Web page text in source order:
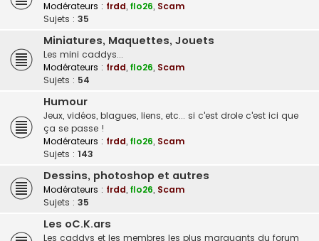
Modérateurs : frdd, flo26, Scam
Sujets : 35
Miniatures, Maquettes, Jouets
Les mini caddys...
Modérateurs : frdd, flo26, Scam
Sujets : 54
Humour
Jeux, vidéos, blagues, liens, etc... si c'est drole c'est ici que
ça se passe !
Modérateurs : frdd, flo26, Scam
Sujets : 143
Dessins, photoshop et autres
Modérateurs : frdd, flo26, Scam
Sujets : 35
Les oC.K.ars
Les caddys et les membres les plus marquants du forum